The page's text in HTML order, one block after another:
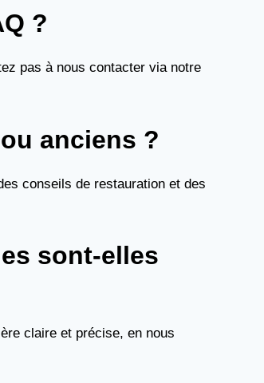
?
pas à nous contacter via notre
anciens ?
conseils de restauration et des
sont-elles
claire et précise, en nous